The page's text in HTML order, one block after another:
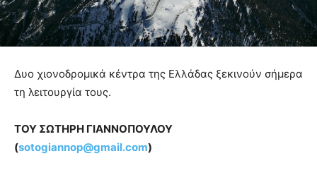
Δυο χιονοδρομικά κέντρα της Ελλάδας ξεκινούν σήμερα
τη λειτουργία τους.
ΤΟΥ ΣΩΤΗΡΗ ΓΙΑΝΝΟΠΟΥΛΟΥ
(sotogiannop@gmail.com)